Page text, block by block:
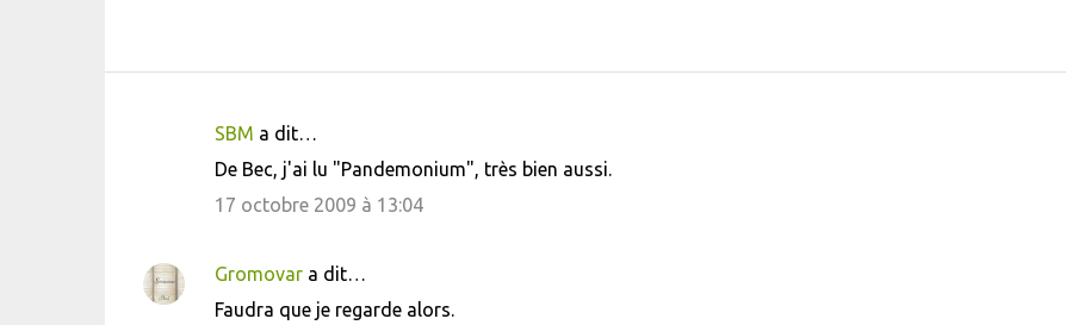
e
SBM a dit…
De Bec, j'ai lu "Pandemonium", très bien aussi.
17 octobre 2009 à 13:04
Gromovara dit…
Faudra que je regarde alors.